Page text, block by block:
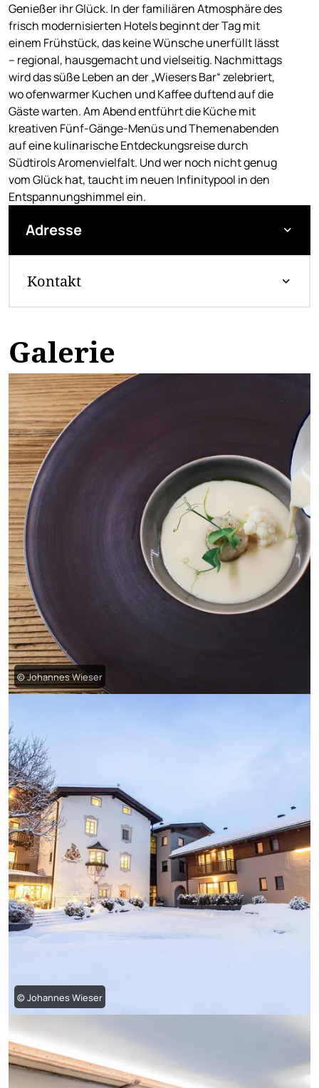
Genießer ihr Glück. In der familiären Atmosphäre des
frisch modernisierten Hotels beginnt der Tag mit
einem Frühstück, das keine Wünsche unerfüllt lässt
– regional, hausgemacht und vielseitig. Nachmittags
wird das süße Leben an der „Wiesers Bar“ zelebriert,
wo ofenwarmer Kuchen und Kaffee duftend auf die
Gäste warten. Am Abend entführt die Küche mit
kreativen Fünf-Gänge-Menüs und Themenabenden
auf eine kulinarische Entdeckungsreise durch
Südtirols Aromenvielfalt. Und wer noch nicht genug
vom Glück hat, taucht im neuen Infinitypool in den
Entspannungshimmel ein.
Adresse
Kontakt
Galerie
© Johannes Wieser
© Johannes Wieser